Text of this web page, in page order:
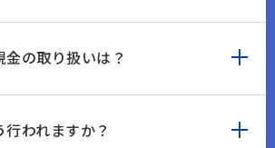
の取り扱いは？
われますか？